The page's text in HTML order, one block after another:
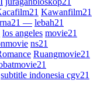
Kawanfilm21
— lebah21
los angeles movie21
ns21
Ruangmovie21
subtitle indonesia cgv21